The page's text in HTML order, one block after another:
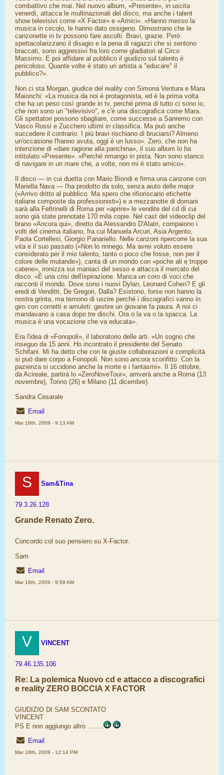
combattivo che mai. Nel nuovo album, «Presente», in uscita
venerdì, attacca le multinazionali del disco, ma anche i talent
show televisivi come «X Factor» e «Amici». «Hanno messo la
musica in circolo, le hanno dato ossigeno. Dimostrano che le
canzonette in tv possono fare ascolti. Bravi, grazie. Però
spettacolarizzano il disagio e la pena di ragazzi che si sentono
braccati, sono aggressivi fra loro come gladiatori al Circo
Massimo. E poi affidare al pubblico il giudizio sul talento è
pericoloso. Quante volte è stato un artista a "educare" il
pubblico?».
Non ci sta Morgan, giudice del reality con Simona Ventura e Mara
Maionchi: «La musica da noi è protagonista, ed è la prima volta
che ha un peso così grande in tv, perché prima di tutto ci sono io,
che non sono un "televisivo", e c'è una discografica come Mara.
Gli spettatori possono sbagliare, come successe a Sanremo con
Vasco Rossi e Zucchero ultimi in classifica. Ma può anche
succedere il contrario. I più bravi rischiano di bruciarsi? Almeno
un'occasione l'hanno avuta, oggi è un lusso». Zero, che non ha
intenzione di «dare ragione alla panchina», il suo album lo ha
intitolato «Presente». «Perché rimango in pista. Non sono stanco
di navigare in un mare che, a volte, non mi è stato amico».
Il disco — in cui duetta con Mario Biondi e firma una canzone con
Mariella Nava — l'ha prodotto da solo, senza aiuto delle major
(«Arrivo dritto al pubblico. Ma spero che rifioriscano etichette
italiane composte da professionisti») e a mezzanotte di domani
sarà alla Feltrinelli di Roma per «aprire» le vendite del cd di cui
sono già state prenotate 170 mila copie. Nel cast del videoclip del
brano «Ancora qui», diretto da Alessandro D'Alatri, compaiono i
volti del cinema italiano, fra cui Manuela Arcuri, Asia Argento,
Paola Cortellesi, Giorgio Panariello. Nelle canzoni ripercorre la sua
vita e il suo passato («Non lo rinnego. Ma avrei voluto essere
considerato per il mio talento, tanto o poco che fosse, non per il
colore delle mutande»), canta di un mondo con «poche ali e troppe
catene», ironizza sui maniaci del sesso e attacca il mercato del
disco. «È una crisi dell'ispirazione. Manca un coro di voci che
racconti il mondo. Dove sono i nuovi Dylan, Leonard Cohen? E gli
eredi di Venditti, De Gregori, Dalla? Esistono, forse non hanno la
nostra grinta, ma temono di uscire perché i discografici vanno in
giro con cornetti e amuleti: gestire un giovane fa paura. A noi ci
mandavano a casa dopo tre dischi. Ora o la va o la spacca. La
musica è una vocazione che va educata».
Era l'idea di «Fonopoli», il laboratorio delle arti. «Un sogno che
inseguo da 15 anni. Ho incontrato il presidente del Senato
Schifani. Mi ha detto che con le giuste collaborazioni e complicità
si può dare corpo a Fonopoli. Non sono ancora sconfitto. Con la
pazienza si uccidono anche la morte e i fantasmi». Il 16 ottobre,
da Acireale, partirà lo «ZeroNoveTour», arriverà anche a Roma (13
novembre), Torino (26) e Milano (11 dicembre).
Sandra Cesarale
Email
Mar 18th, 2009 - 9:13 AM
S Sam&Tina
79.3.26.128
Grande Renato Zero.
Concordo col suo pensiero su X-Factor.
Sam
Email
Mar 18th, 2009 - 9:59 AM
V VINCENT
79.46.135.106
Re: La polemica Nuovo cd e attacco a discografici
e reality ZERO BOCCIA X FACTOR
GIUDIZIO DI SAM SCONTATO
VINCENT
PS E non aggiungo altro ........
Email
Mar 18th, 2009 - 12:14 PM